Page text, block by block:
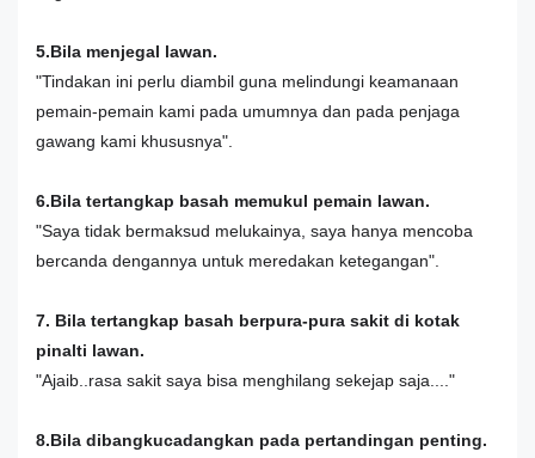
5.Bila menjegal lawan.
"Tindakan ini perlu diambil guna melindungi keamanaan
pemain-pemain kami pada umumnya dan pada penjaga
gawang kami khususnya".
6.Bila tertangkap basah memukul pemain lawan.
"Saya tidak bermaksud melukainya, saya hanya mencoba
bercanda dengannya untuk meredakan ketegangan".
7. Bila tertangkap basah berpura-pura sakit di kotak
pinalti lawan.
"Ajaib..rasa sakit saya bisa menghilang sekejap saja...."
8.Bila dibangkucadangkan pada pertandingan penting.